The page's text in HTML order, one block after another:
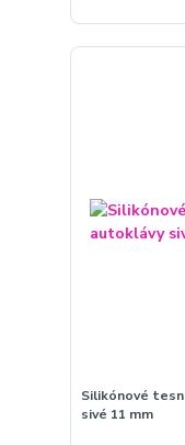
Silikónové
sivé 11 mm